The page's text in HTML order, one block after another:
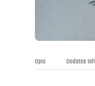
Opis Dodatne